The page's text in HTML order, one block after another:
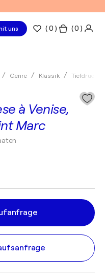
uns (0 ) ( 0 )
Genre Klassik Tiefdruck
à Venise,
Marc